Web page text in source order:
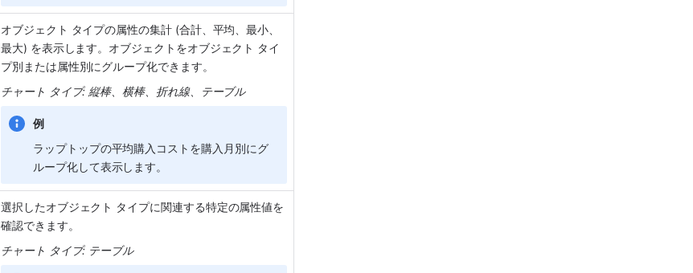
オブジェクト タイプの属性の集計 (合計、平均、最小、
最大) を表示します。オブジェクトをオブジェクト タイ
プ別または属性別にグループ化できます。
チャート タイプ: 縦棒、横棒、折れ線、テーブル
例
ラップトップの平均購入コストを購入月別にグ
ループ化して表示します。
選択したオブジェクト タイプに関連する特定の属性値を
確認できます。
チャート タイプ: テーブル